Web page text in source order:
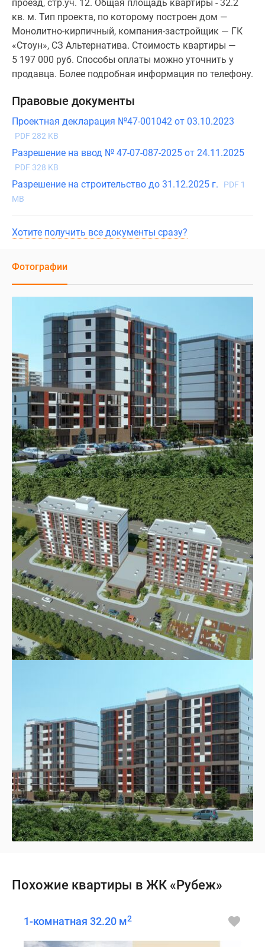
проезд, стр.уч. 12. Общая площадь квартиры - 32.2
кв. м. Тип проекта, по которому построен дом —
Монолитно-кирпичный, компания-застройщик — ГК
«Стоун», СЗ Альтернатива. Стоимость квартиры —
5 197 000 руб. Способы оплаты можно уточнить у
продавца. Более подробная информация по телефону.
Правовые документы
Проектная декларация №47-001042 от 03.10.2023
PDF 282 KB
Разрешение на ввод № 47-07-087-2025 от 24.11.2025
PDF 328 KB
Разрешение на строительство до 31.12.2025 г.
PDF 1
MB
Хотите получить все документы сразу?
Фотографии
Похожие квартиры в ЖК «Рубеж»
1-комнатная 32.20 м2